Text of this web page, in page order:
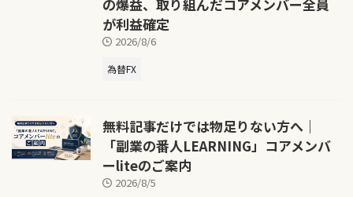
の爆益、取り組んだコアメンバー全員
が利益確定
2026/8/6
為替FX
無料記事だけでは物足りない方へ｜
「副業の番人LEARNING」コアメンバ
ーliteのご案内
2026/8/5